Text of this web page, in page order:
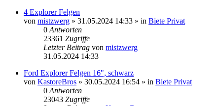
4 Explorer Felgen
von mistzwerg » 31.05.2024 14:33 » in Biete Privat
0 Antworten
23361 Zugriffe
Letzter Beitrag von mistzwerg
31.05.2024 14:33
Ford Explorer Felgen 16", schwarz
von KastoreBros » 30.05.2024 16:54 » in Biete Privat
0 Antworten
23043 Zugriffe